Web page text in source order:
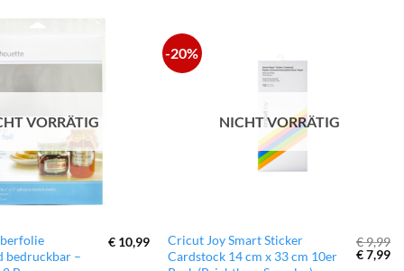
VORRÄTIG
bedruckbar –
€ 10,99
-20%
NICHT VORRÄTIG
Cricut Joy Smart Sticker
Cardstock 14 cm x 33 cm 10er
€9,99
€7,99